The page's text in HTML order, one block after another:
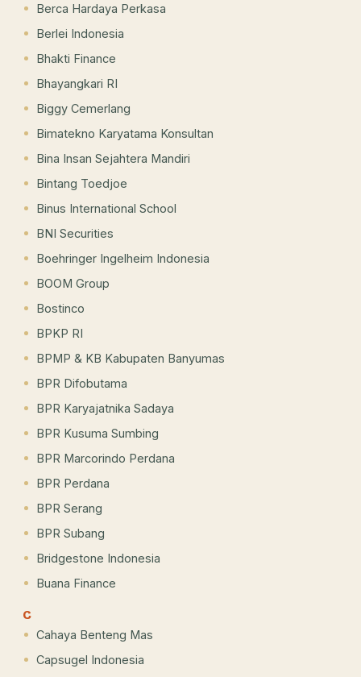
Berca Hardaya Perkasa
Berlei Indonesia
Bhakti Finance
Bhayangkari RI
Biggy Cemerlang
Bimatekno Karyatama Konsultan
Bina Insan Sejahtera Mandiri
Bintang Toedjoe
Binus International School
BNI Securities
Boehringer Ingelheim Indonesia
BOOM Group
Bostinco
BPKP RI
BPMP & KB Kabupaten Banyumas
BPR Difobutama
BPR Karyajatnika Sadaya
BPR Kusuma Sumbing
BPR Marcorindo Perdana
BPR Perdana
BPR Serang
BPR Subang
Bridgestone Indonesia
Buana Finance
C
Cahaya Benteng Mas
Capsugel Indonesia